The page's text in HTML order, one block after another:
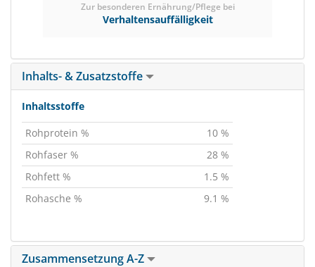
Zur besonderen Ernährung/Pflege bei
Verhaltensauffälligkeit
Inhalts- & Zusatzstoffe
Inhaltsstoffe
Rohprotein %
10 %
Rohfaser %
28 %
Rohfett %
1.5 %
Rohasche %
9.1 %
Zusammensetzung A-Z